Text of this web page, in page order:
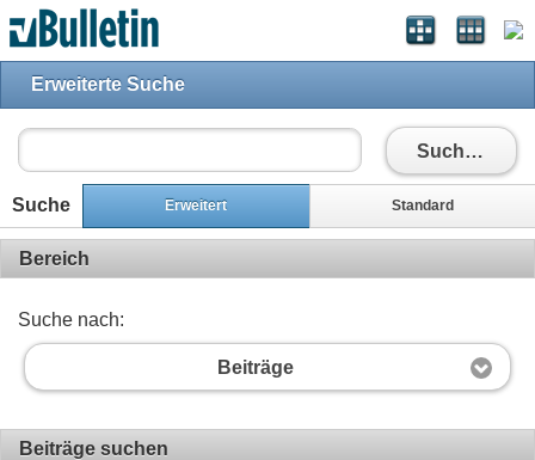
Erweiterte Suche
Suchen
Suche Erweitert Standard
Bereich
Suche nach:
Beiträge
Beiträge suchen